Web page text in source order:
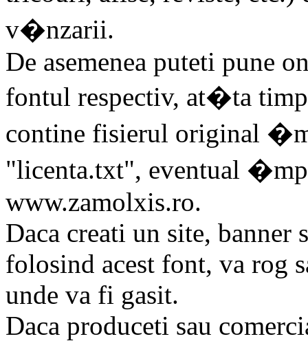
v�nzarii.
De asemenea puteti pune
fontul respectiv, at�ta
contine fisierul original
"licenta.txt", eventual
www.zamolxis.ro.
Daca creati un site, banner
folosind acest font, va rog
unde va fi gasit.
Daca produceti sau